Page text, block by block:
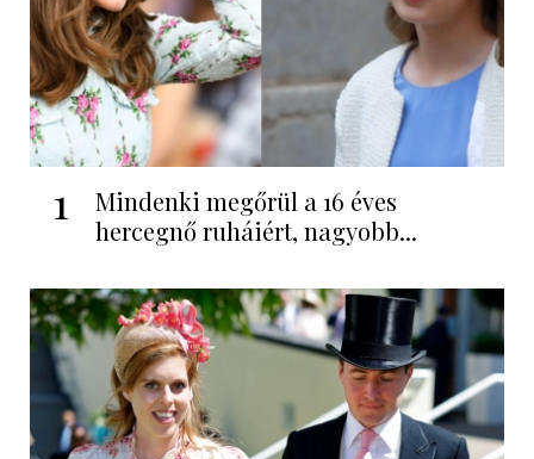
1
Mindenki megőrül a 16 éves
hercegnő ruháiért, nagyobb...